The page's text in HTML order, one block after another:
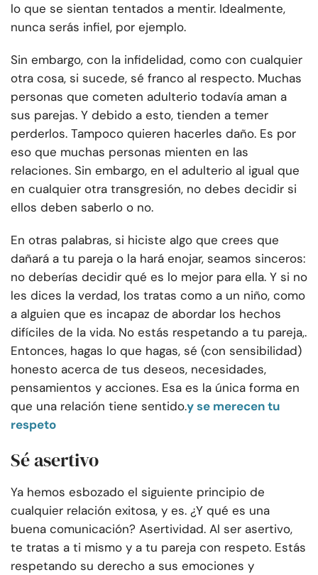
lo que se sientan tentados a mentir. Idealmente,
nunca serás infiel, por ejemplo.
Sin embargo, con la infidelidad, como con cualquier
otra cosa, si sucede, sé franco al respecto. Muchas
personas que cometen adulterio todavía aman a
sus parejas. Y debido a esto, tienden a temer
perderlos. Tampoco quieren hacerles daño. Es por
eso que muchas personas mienten en las
relaciones. Sin embargo, en el adulterio al igual que
en cualquier otra transgresión, no debes decidir si
ellos deben saberlo o no.
En otras palabras, si hiciste algo que crees que
dañará a tu pareja o la hará enojar, seamos sinceros:
no deberías decidir qué es lo mejor para ella. Y si no
les dices la verdad, los tratas como a un niño, como
a alguien que es incapaz de abordar los hechos
difíciles de la vida. No estás respetando a tu pareja,.
Entonces, hagas lo que hagas, sé (con sensibilidad)
honesto acerca de tus deseos, necesidades,
pensamientos y acciones. Esa es la única forma en
que una relación tiene sentido.y se merecen tu
respeto
Sé asertivo
Ya hemos esbozado el siguiente principio de
cualquier relación exitosa, y es. ¿Y qué es una
buena comunicación? Asertividad. Al ser asertivo,
te tratas a ti mismo y a tu pareja con respeto. Estás
respetando su derecho a sus emociones y